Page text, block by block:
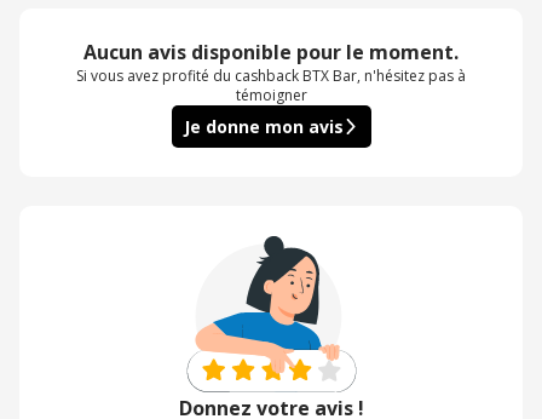
Aucun avis disponible pour le moment.
Si vous avez profité du cashback BTX Bar, n'hésitez pas à
témoigner
Je donne mon avis
Donnez votre avis !